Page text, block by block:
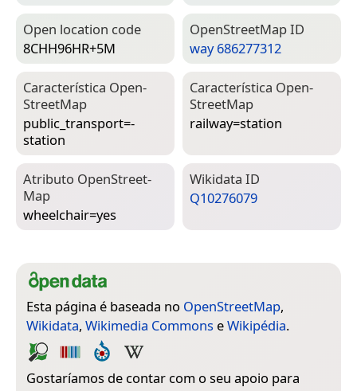
Open location code
8CHH96HR+5M
Open­Street­Map ID
way 686277312
Característica Open­
Street­Map
public_transport=­
station
Característica Open­
Street­Map
railway=­station
Atributo Open­Street­
Map
wheelchair=­yes
Wiki­data ID
Q10276079
Esta página é baseada no OpenStreetMap,
Wikidata, Wikimedia Commons eWikipédia.
Gostaríamos de contar com o seu apoio para